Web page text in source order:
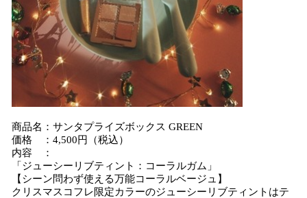
商品名：サンタプライズボックス GREEN
価格 ：4,500円（税込）
内容 ：
「ジューシーリブティント：コーラルガム」
【シーン問わず使える万能コーラルベージュ】
クリスマスコフレ限定カラーのジューシーリブティントはテ